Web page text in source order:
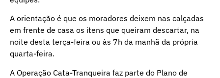
A orientação é que os moradores deixem nas calçadas
em frente de casa os itens que queiram descartar, na
noite desta terça-feira ou às 7h da manhã da própria
quarta-feira.
A Operação Cata-Tranqueira faz parte do Plano de